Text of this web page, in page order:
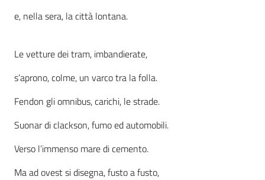
Assemblea
Argomenti
Per i media
Per i cittadini
e, nella sera, la città lontana.
Le vetture dei tram, imbandierate,
s’aprono, colme, un varco tra la folla.
Fendon gli omnibus, carichi, le strade.
Suonar di clackson, fumo ed automobili.
Verso l’immenso mare di cemento.
Ma ad ovest si disegna, fusto a fusto,